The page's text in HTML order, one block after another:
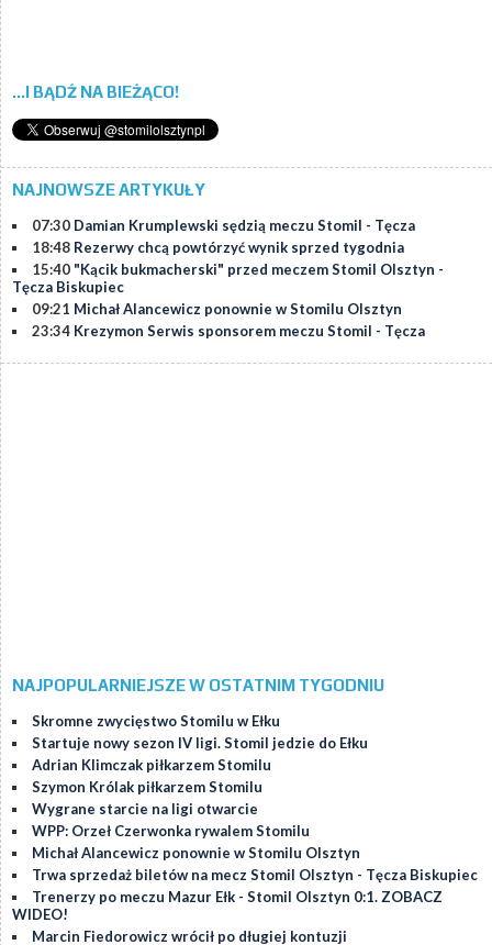
...I BĄDŹ NA BIEŻĄCO!
NAJNOWSZE ARTYKUŁY
07:30 Damian Krumplewski sędzią meczu Stomil - Tęcza
18:48 Rezerwy chcą powtórzyć wynik sprzed tygodnia
15:40 "Kącik bukmacherski" przed meczem Stomil Olsztyn -
Tęcza Biskupiec
09:21 Michał Alancewicz ponownie w Stomilu Olsztyn
23:34 Krezymon Serwis sponsorem meczu Stomil - Tęcza
NAJPOPULARNIEJSZE W OSTATNIM TYGODNIU
Skromne zwycięstwo Stomilu w Ełku
Startuje nowy sezon IV ligi. Stomil jedzie do Ełku
Adrian Klimczak piłkarzem Stomilu
Szymon Królak piłkarzem Stomilu
Wygrane starcie na ligi otwarcie
WPP: Orzeł Czerwonka rywalem Stomilu
Michał Alancewicz ponownie w Stomilu Olsztyn
Trwa sprzedaż biletów na mecz Stomil Olsztyn - Tęcza Biskupiec
Trenerzy po meczu Mazur Ełk - Stomil Olsztyn 0:1. ZOBACZ
WIDEO!
Marcin Fiedorowicz wrócił po długiej kontuzji